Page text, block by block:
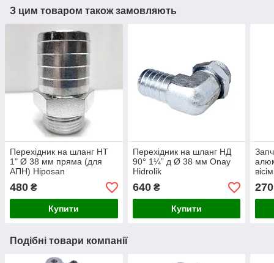
З цим товаром також замовляють
Перехідник на шланг НТ
1" Ø 38 мм пряма (для
АПН) Hiposan
480 ₴
Купити
Перехідник на шланг НД
90° 1¼” д Ø 38 мм Onay
Hidrolik
640₴
Купити
270
Подібні товари компанії